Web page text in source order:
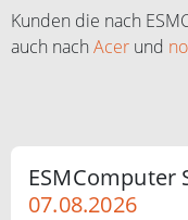
Kunden die nach
auch nach Acer und
ESMComputer
07.08.2026